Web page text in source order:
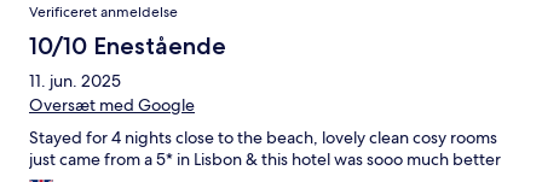
Verificeret anmeldelse
10/10 Enestående
11. jun. 2025
Oversæt med Google
Stayed for 4 nights close to the beach, lovely clean cosy rooms
just came from a 5* in Lisbon & this hotel was sooo much better